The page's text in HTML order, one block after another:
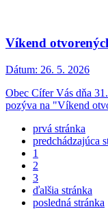
Víkend
Dátum: 26. 5. 2026
Obec Cífer Vás dňa
pozýva na "Víkend
prvá stránka
predchádzajúca
1
2
3
ďalšia stránka
posledná stránka